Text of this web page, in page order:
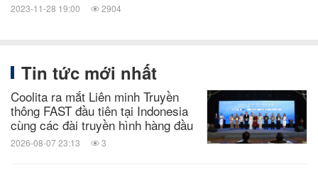
đưọc kết nối mà bạn có thể tin tưởng.
Để biết thêm thông tin, hãy truy cập BlackBerry.com
và theo dõi @BlackBerry.
2023-11-28 19:00 2904
Tin tức mới nhất
Coolita ra mắt Liên minh Truyền
thông FAST đầu tiên tại Indonesia
cùng các đài truyền hình hàng đầu
2026-08-07 23:13 3